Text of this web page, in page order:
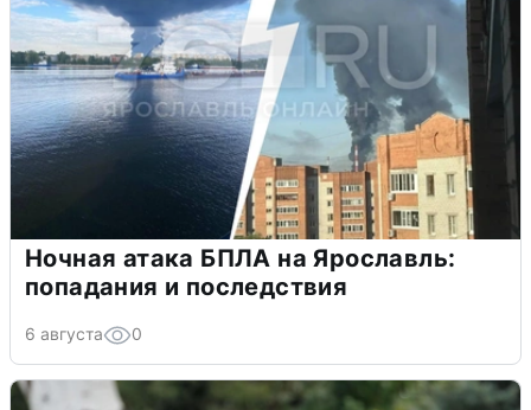
Ночная атака БПЛА на Ярославль:
попадания и последствия
6 августа 0